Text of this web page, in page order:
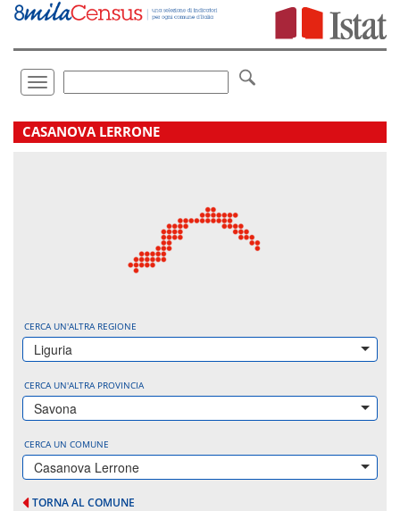
Vai
direttamente
Toggle
navigation
.
CASANOVA LERRONE
CERCA UN'ALTRA REGIONE
Liguria
CERCA UN'ALTRA PROVINCIA
Savona
CERCA UN COMUNE
Casanova Lerrone
TORNA AL COMUNE